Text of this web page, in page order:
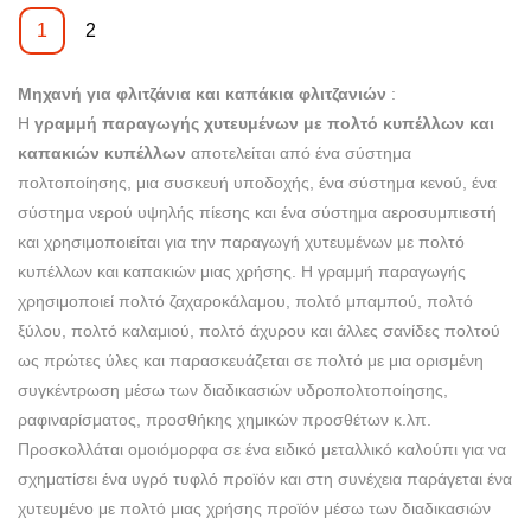
Μηχανή για φλιτζάνια και καπάκια φλιτζανιών :
Η γραμμή παραγωγής χυτευμένων με πολτό κυπέλλων και
καπακιών κυπέλλων αποτελείται από ένα σύστημα
πολτοποίησης, μια συσκευή υποδοχής, ένα σύστημα κενού, ένα
σύστημα νερού υψηλής πίεσης και ένα σύστημα αεροσυμπιεστή
και χρησιμοποιείται για την παραγωγή χυτευμένων με πολτό
κυπέλλων και καπακιών μιας χρήσης. Η γραμμή παραγωγής
χρησιμοποιεί πολτό ζαχαροκάλαμου, πολτό μπαμπού, πολτό
ξύλου, πολτό καλαμιού, πολτό άχυρου και άλλες σανίδες πολτού
ως πρώτες ύλες και παρασκευάζεται σε πολτό με μια ορισμένη
συγκέντρωση μέσω των διαδικασιών υδροπολτοποίησης,
ραφιναρίσματος, προσθήκης χημικών προσθέτων κ.λπ.
Προσκολλάται ομοιόμορφα σε ένα ειδικό μεταλλικό καλούπι για να
σχηματίσει ένα υγρό τυφλό προϊόν και στη συνέχεια παράγεται ένα
χυτευμένο με πολτό μιας χρήσης προϊόν μέσω των διαδικασιών
συνεχώς τις δυνατότητές μας
στην τεχνολογική καινοτομία.
αναβαθμισμένη τεχνολογία στη
διαδικασία κατασκευής της
γραμμής παραγωγής BST
TL3200 Fully Automatic Pulp
Molding Cup Lid. Έχει ένα
ευρύτερο φάσμα εφαρμογών
τώρα και μπορεί να φανεί
κυρίως στον τομέα(στους) του
Pulp Tableware Machine, Pulp
Molding Machinery, Egg
Μηχανή δίσκων, γραμμή
παραγωγής πολτού.
στο(τα) πεδίο(α) εφαρμογής
της μηχανής κατασκευής
καπακιού φλυτζανιών χύτευσης
πολτού BST Degradable Pulp -
TSMP-9570.
1 2